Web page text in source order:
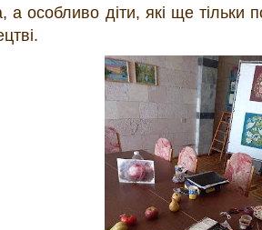
а особливо діти, які ще тільки